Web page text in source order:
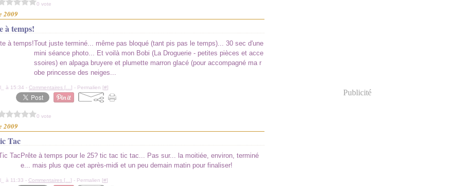
0 vote
2009
à temps!
Tout juste terminé... même pas bloqué (tant pis pas le temps)... 30 sec d'une
mini séance photo... Et voilà mon Bobi (La Droguerie - petites pièces et acce
ssoires) en alpaga bruyere et plumette marron glacé (pour accompagné ma r
obe princesse des neiges...
à 15:34 - Commentaires [ ] - Permalien [#]
0 vote
2009
Tac
Prête à temps pour le 25? tic tac tic tac... Pas sur... la moitiée, environ, terminé
e... mais plus que cet après-midi et un peu demain matin pour finaliser!
à 11:33 - Commentaires [ ] - Permalien [#]
Publicité